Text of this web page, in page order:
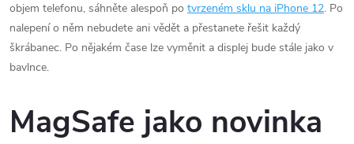
objem telefonu, sáhněte alespoň po tvrzeném sklu na iPhone 12. Po
nalepení o něm nebudete ani vědět a přestanete řešit každý
škrábanec. Po nějakém čase lze vyměnit a displej bude stále jako v
bavlnce.
MagSafe jako novinka